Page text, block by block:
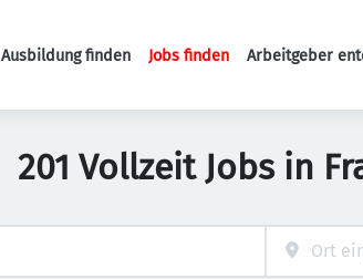
Haupt-
Ausbildung finden Jobs finden Arbeitgeber
201 Vollzeit Jobs in